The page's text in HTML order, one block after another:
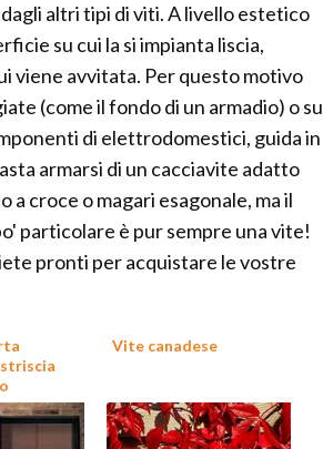
altri tipi di viti. A livello estetico
su cui la si impianta liscia,
viene avvitata. Per questo motivo
(come il fondo di un armadio) o su
di elettrodomestici, guida in
armarsi di un cacciavite adatto
croce o magari esagonale, ma il
particolare è pur sempre una vite!
pronti per acquistare le vostre
Vite canadese